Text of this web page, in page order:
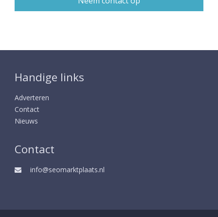
Handige links
Adverteren
Contact
Nieuws
Contact
info@seomarktplaats.nl